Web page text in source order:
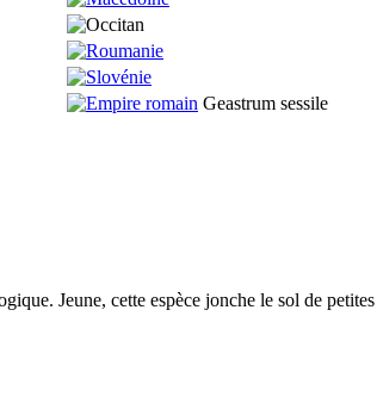
Geastrum sessile
Jeune, cette espèce jonche le sol de